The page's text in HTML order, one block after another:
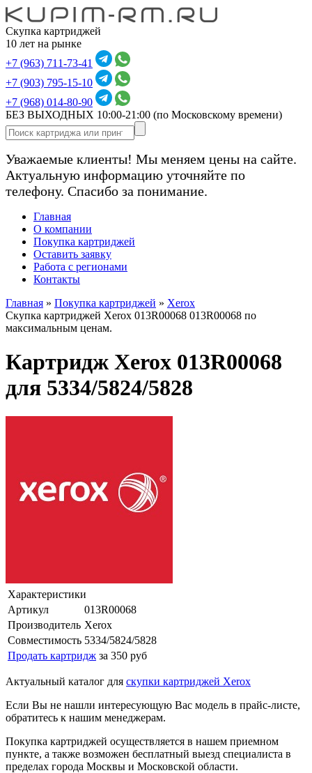
Скупка картриджей
10 лет на рынке
+7 (963) 711-73-41
+7 (903) 795-15-10
+7 (968) 014-80-90
БЕЗ ВЫХОДНЫХ 10:00-21:00 (по Московскому времени)
Уважаемые клиенты! Мы меняем цены на сайте.
Актуальную информацию уточняйте по
телефону. Спасибо за понимание.
Главная
О компании
Покупка картриджей
Оставить заявку
Работа с регионами
Контакты
Главная » Покупка картриджей » Xerox
Скупка картриджей Xerox 013R00068 013R00068 по
максимальным ценам.
Картридж Xerox 013R00068
для 5334/5824/5828
Характеристики
Артикул
013R00068
Производитель Xerox
Совместимость 5334/5824/5828
Продать картридж за 350 руб
Актуальный каталог для скупки картриджей Xerox
Если Вы не нашли интересующую Вас модель в прайс-листе,
обратитесь к нашим менеджерам.
Покупка картриджей осуществляется в нашем приемном
пункте, а также возможен бесплатный выезд специалиста в
пределах города Москвы и Московской области.